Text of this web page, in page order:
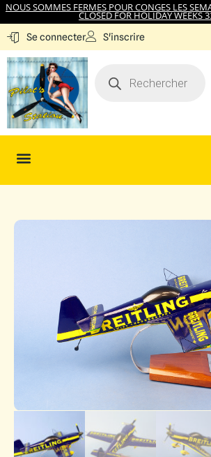
NOUS SOMMES FERMES POUR CONGES LES
CLOSED FOR HOLIDAY WEEKS
Se connecter S'inscrire